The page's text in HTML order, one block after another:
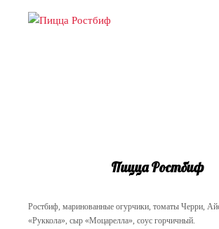
Пицца Ростбиф
Ростбиф, маринованные огурчики, томаты Черри,
«Руккола», сыр «Моцарелла», соус горчичный.